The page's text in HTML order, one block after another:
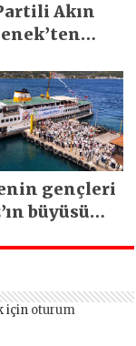
Akın
sonrası
uyarı
gençleri
büyüsüne
için oturum